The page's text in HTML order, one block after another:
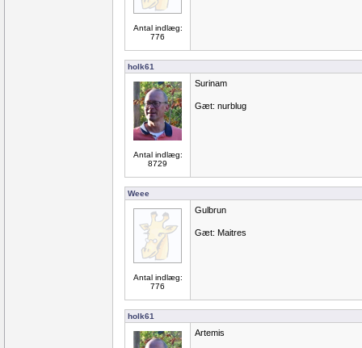
Antal indlæg:
776
holk61
Antal indlæg:
8729
Surinam
Gæt: nurblug
Weee
Antal indlæg:
776
Gulbrun
Gæt: Maitres
holk61
Artemis